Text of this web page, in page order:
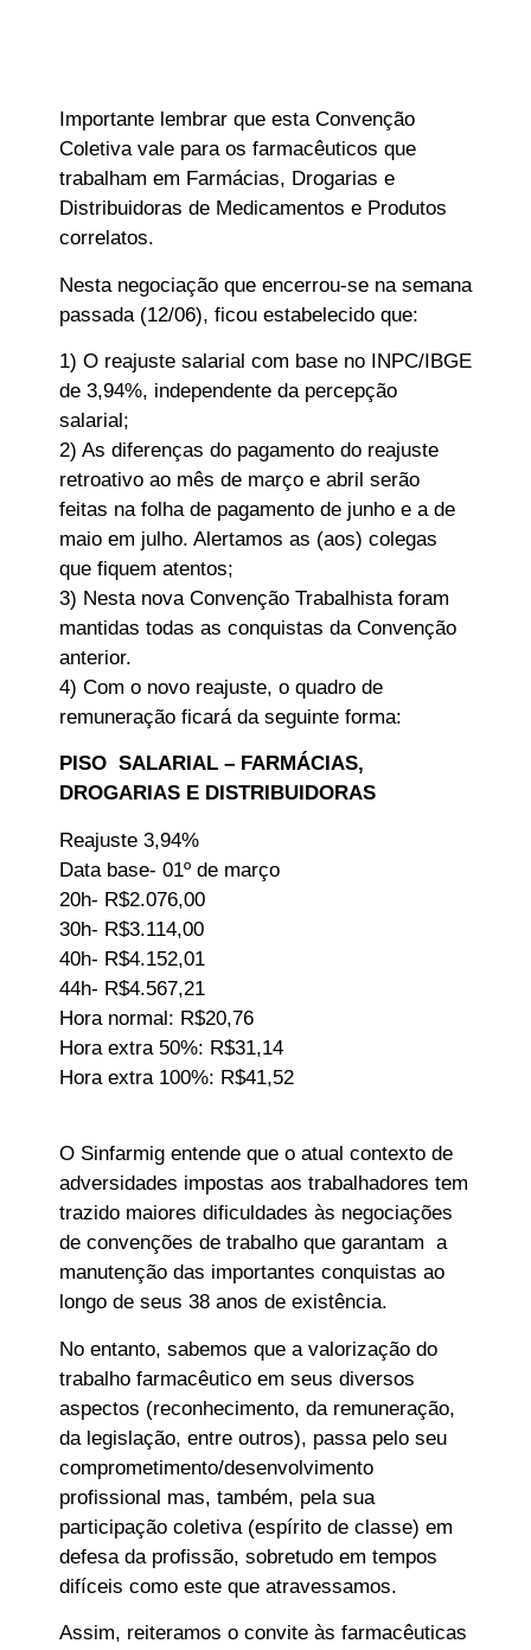
Importante lembrar que esta Convenção
Coletiva vale para os farmacêuticos que
trabalham em Farmácias, Drogarias e
Distribuidoras de Medicamentos e Produtos
correlatos.
Nesta negociação que encerrou-se na semana
passada (12/06), ficou estabelecido que:
1) O reajuste salarial com base no INPC/IBGE
de 3,94%, independente da percepção
salarial;
2) As diferenças do pagamento do reajuste
retroativo ao mês de março e abril serão
feitas na folha de pagamento de junho e a de
maio em julho. Alertamos as (aos) colegas
que fiquem atentos;
3) Nesta nova Convenção Trabalhista foram
mantidas todas as conquistas da Convenção
anterior.
4) Com o novo reajuste, o quadro de
remuneração ficará da seguinte forma:
PISO SALARIAL – FARMÁCIAS,
DROGARIAS E DISTRIBUIDORAS
Reajuste 3,94%
Data base- 01º de março
20h- R$2.076,00
30h- R$3.114,00
40h- R$4.152,01
44h- R$4.567,21
Hora normal: R$20,76
Hora extra 50%: R$31,14
Hora extra 100%: R$41,52
O Sinfarmig entende que o atual contexto de
adversidades impostas aos trabalhadores tem
trazido maiores dificuldades às negociações
de convenções de trabalho que garantam a
manutenção das importantes conquistas ao
longo de seus 38 anos de existência.
No entanto, sabemos que a valorização do
trabalho farmacêutico em seus diversos
aspectos (reconhecimento, da remuneração,
da legislação, entre outros), passa pelo seu
comprometimento/desenvolvimento
profissional mas, também, pela sua
participação coletiva (espírito de classe) em
defesa da profissão, sobretudo em tempos
difíceis como este que atravessamos.
Assim, reiteramos o convite às farmacêuticas